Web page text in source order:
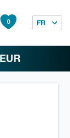
0 FR